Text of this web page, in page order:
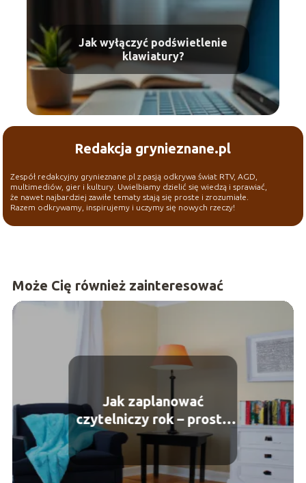
Jak wyłączyć podświetlenie
klawiatury?
Redakcja grynieznane.pl
Zespół redakcyjny grynieznane.pl z pasją odkrywa świat RTV, AGD,
multimediów, gier i kultury. Uwielbiamy dzielić się wiedzą i sprawiać,
że nawet najbardziej zawiłe tematy stają się proste i zrozumiałe.
Razem odkrywamy, inspirujemy i uczymy się nowych rzeczy!
Może Cię również zainteresować
Jak zaplanować
czytelniczy rok – proste
strategie na regularne